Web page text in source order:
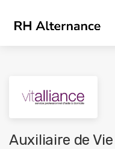
Auxiliaire de